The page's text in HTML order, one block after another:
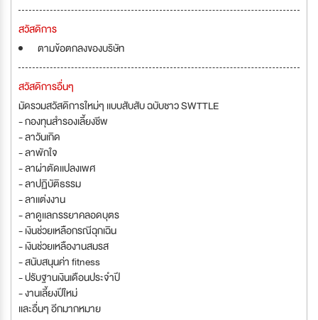
สวัสดิการ
ตามข้อตกลงของบริษัท
สวัสดิการอื่นๆ
มัดรวมสวัสดิการใหม่ๆ เเบบสับสับ ฉบับชาว SWTTLE
- กองทุนสำรองเลี้ยงชีพ
- ลาวันเกิด
- ลาพักใจ
- ลาผ่าตัดเเปลงเพศ
- ลาปฏิบัติธรรม
- ลาเเต่งงาน
- ลาดูเเลภรรยาคลอดบุตร
- เงินช่วยเหลือกรณีฉุกเฉิน
- เงินช่วยเหลืองานสมรส
- สนับสนุนค่า fitness
- ปรับฐานเงินเดือนประจำปี
- งานเลี้ยงปีใหม่
เเละอื่นๆ อีกมากหมาย